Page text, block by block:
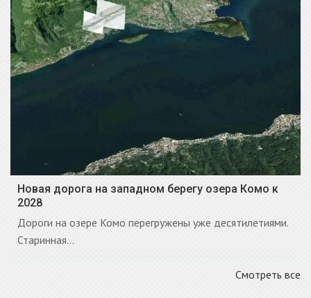
Новая дорога на западном берегу озера Комо к
2028
Дороги на озере Комо перегружены уже десятилетиями.
Старинная...
Смотреть все